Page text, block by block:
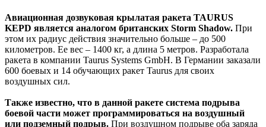
Авиационная дозвуковая крылатая ракета TAURUS
KEPD является аналогом британских Storm Shadow. При
этом их радиус действия значительно больше – до 500
километров. Ее вес – 1400 кг, а длина 5 метров. Разработала
ракета в компании Taurus Systems GmbH. В Германии заказали
600 боевых и 14 обучающих ракет Taurus для своих
воздушных сил.
Также известно, что в данной ракете система подрыва
боевой части может программироваться на воздушный
или подземный подрыв. При воздушном подрыве оба заряда